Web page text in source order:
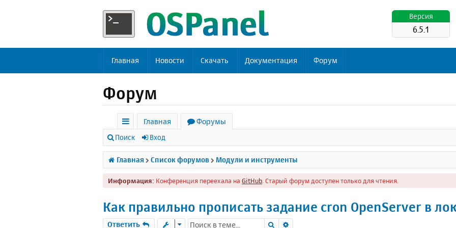
Версия
6.5.1
Главная Новости Скачать Документация Форум
Форум
с
ы
л
к
Главная Форумы
Поиск Вход
Главная Список форумов Модули и инструменты
Информация: Конференция переехала на GitHub . Старый форум доступен только для чтения.
Как правильно прописать задание cron OpenServer в
Ответить Поиск